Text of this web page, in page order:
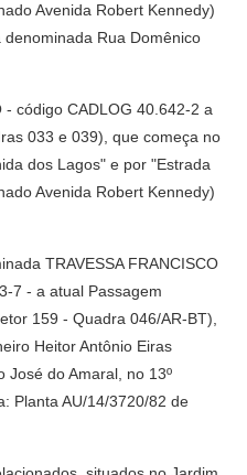
Avenida Robert Kennedy)
Rua Domênico
- código CADLOG 40.642-2 a
033 e 039), que começa no
dos Lagos" e por "Estrada
Avenida Robert Kennedy)
TRAVESSA FRANCISCO
7 - a atual Passagem
159 - Quadra 046/AR-BT),
Heitor Antônio Eiras
José do Amaral, no 13º
Planta AU/14/3720/82 de